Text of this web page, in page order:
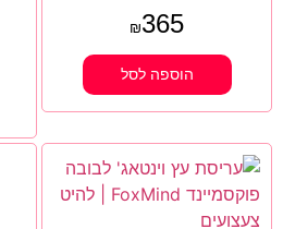
₪365
הוספה לסל